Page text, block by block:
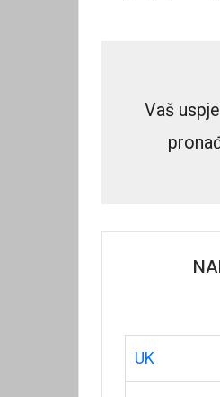
Vaš
UK